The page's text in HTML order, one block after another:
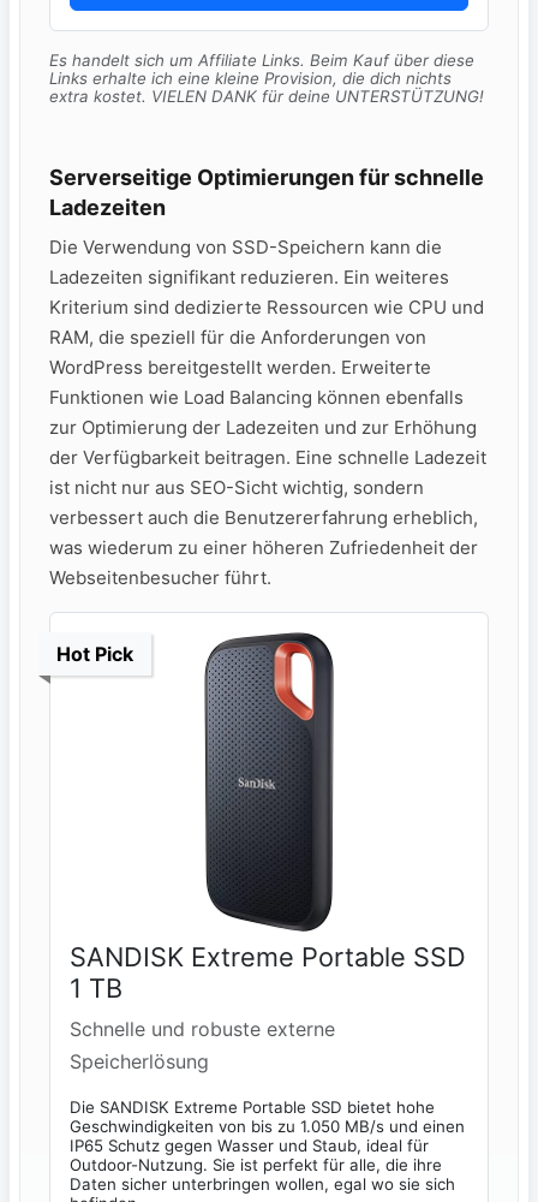
Es handelt sich um Affiliate Links. Beim Kauf über diese
Links erhalte ich eine kleine Provision, die dich nichts
extra kostet. VIELEN DANK für deine UNTERSTÜTZUNG!
Serverseitige Optimierungen für schnelle
Ladezeiten
Die Verwendung von SSD-Speichern kann die
Ladezeiten signifikant reduzieren. Ein weiteres
Kriterium sind dedizierte Ressourcen wie CPU und
RAM, die speziell für die Anforderungen von
WordPress bereitgestellt werden. Erweiterte
Funktionen wie Load Balancing können ebenfalls
zur Optimierung der Ladezeiten und zur Erhöhung
der Verfügbarkeit beitragen. Eine schnelle Ladezeit
ist nicht nur aus SEO-Sicht wichtig, sondern
verbessert auch die Benutzererfahrung erheblich,
was wiederum zu einer höheren Zufriedenheit der
Webseitenbesucher führt.
Hot Pick
SANDISK Extreme Portable SSD
1 TB
Schnelle und robuste externe
Speicherlösung
Die SANDISK Extreme Portable SSD bietet hohe
Geschwindigkeiten von bis zu 1.050 MB/s und einen
IP65 Schutz gegen Wasser und Staub, ideal für
Outdoor-Nutzung. Sie ist perfekt für alle, die ihre
Daten sicher unterbringen wollen, egal wo sie sich